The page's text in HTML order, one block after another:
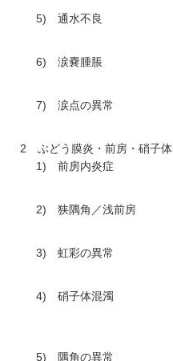
5) 通水不良
6) 涙嚢腫脹
7) 涙点の異常
2 ぶどう膜炎・前房・硝子体
1) 前房内炎症
2) 狭隅角／浅前房
3) 虹彩の異常
4) 硝子体混濁
5) 隅角の異常